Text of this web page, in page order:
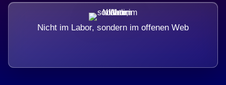
Nicht im Labor, sondern im offenen Web